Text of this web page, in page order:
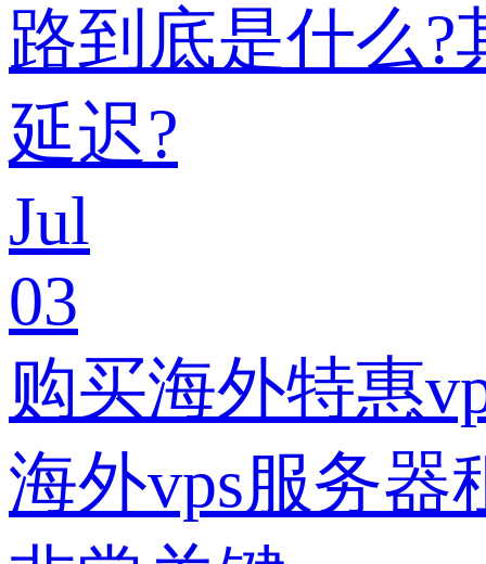
路到底是什么
延迟?
Jul
03
购买海外特惠
海外vps服务